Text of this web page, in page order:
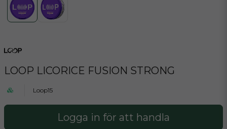
LOOP LICORICE FUSION STRONG
Loop15
Logga in för att handla